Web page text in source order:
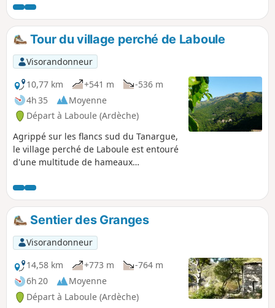
de la Cham du Cros est une boucle au
départ de Laboule. L'itinéraire est une
vaste boucle qui peut être prise depuis
le hameau de Valousset si on manque
de temps. Le pique-nique aura des
allures de "16/9e" avec une vue
imprenable sur la vallée de la Beaume,
le massif du Tanargue et la plaine de
Vallon Pont d'Arc.
Tour du village perché de Laboule
Visorandonneur
10,77 km
+541 m
-536 m
4h 35
Moyenne
Départ à Laboule (Ardèche)
Agrippé sur les flancs sud du Tanargue,
le village perché de Laboule est entouré
d'une multitude de hameaux
permet de découvrir un à un en
serpentant à travers des châtaigneraies
séculaires, des ruisseaux et des
"calades" (sentiers historiques dallés où
les habitants circulaient
quotidiennement).
Sentier des Granges
Visorandonneur
14,58 km
+773 m
-764 m
6h 20
Moyenne
Départ à Laboule (Ardèche)